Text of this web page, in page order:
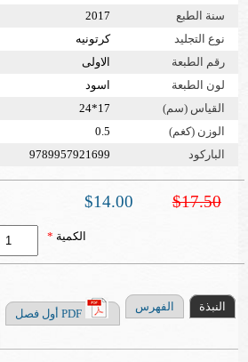
سنة الطبع
2017
نوع التجليد
كرتونيه
رقم الطبعة
الاولى
لون الطبعة
اسود
القياس (سم)
17*24
الوزن (كغم)
0.5
الباركود
9789957921699
$17.50
$14.00
الكمية *
النبذة الفهرس
PDF أول فصل